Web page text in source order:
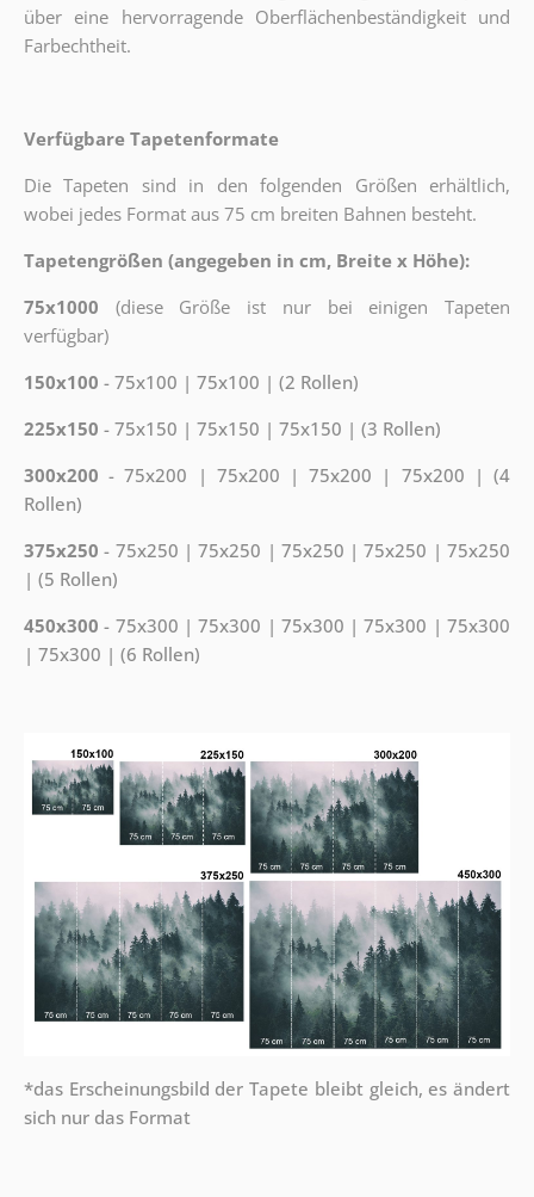
über eine hervorragende Oberflächenbeständigkeit und
Farbechtheit.
Verfügbare Tapetenformate
Die Tapeten sind in den folgenden Größen erhältlich,
wobei jedes Format aus 75 cm breiten Bahnen besteht.
Tapetengrößen (angegeben in cm, Breite x Höhe):
75x1000
(diese Größe ist nur bei einigen Tapeten
verfügbar)
150x100 - 75x100 | 75x100 | (2 Rollen)
225x150 - 75x150 | 75x150 | 75x150 | (3 Rollen)
300x200 - 75x200 | 75x200 | 75x200 | 75x200 | (4
Rollen)
375x250 - 75x250 | 75x250 | 75x250 | 75x250 | 75x250
| (5 Rollen)
450x300 - 75x300 | 75x300 | 75x300 | 75x300 | 75x300
| 75x300 | (6 Rollen)
*das Erscheinungsbild der Tapete bleibt gleich, es ändert
sich nur das Format